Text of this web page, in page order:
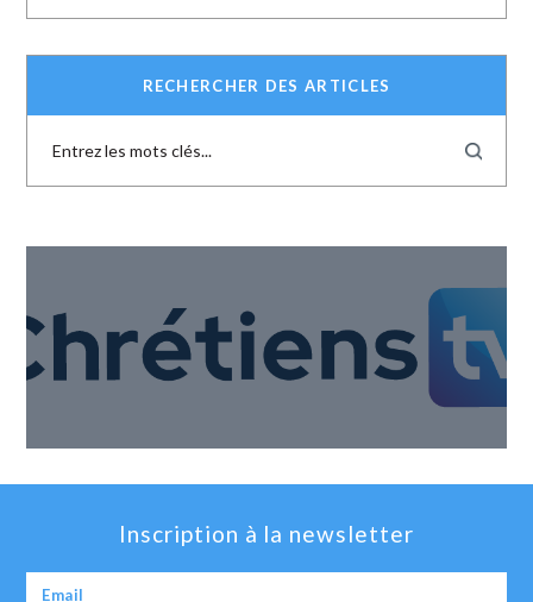
RECHERCHER DES ARTICLES
Inscription à la newsletter